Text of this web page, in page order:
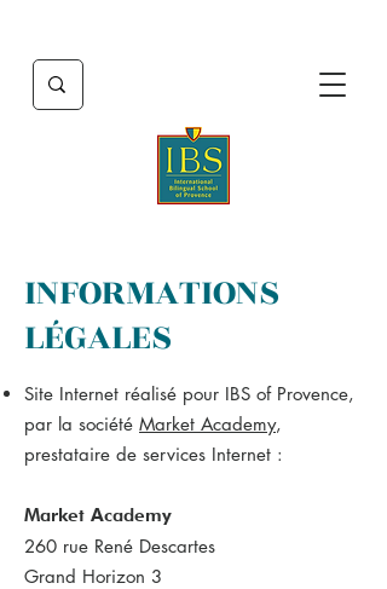
INFORMATIONS
LÉGALES
Site Internet réalisé pour IBS of Provence,
par la société Market Academy,
prestataire de services Internet :
Market Academy
260 rue René Descartes
Grand Horizon 3